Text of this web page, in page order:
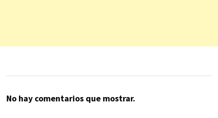
No hay comentarios que mostrar.